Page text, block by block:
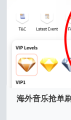
海外音乐抢单